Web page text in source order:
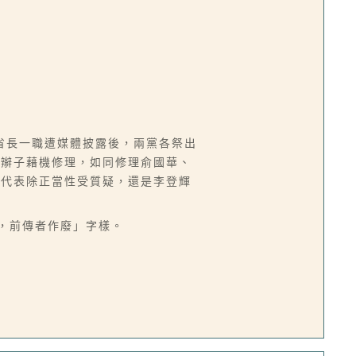
一職遭媒體披露後，兩黨各祭出
子藉機修理，如同修理俞國華、
表除正當性受質疑，還是李登輝
前傳者作廢」字樣。